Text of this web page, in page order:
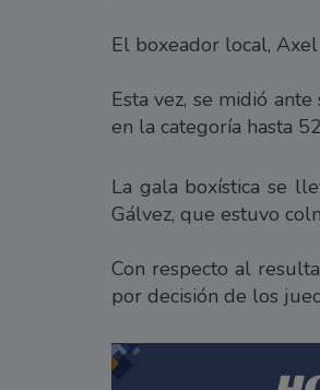
El boxeador local,
Esta vez, se midió
en la categoría hasta
La gala boxística se
Gálvez, que estuvo
Con respecto al
por decisión de los